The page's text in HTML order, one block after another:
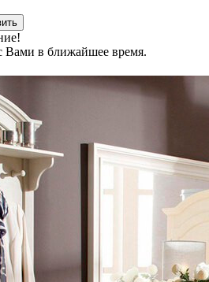
Вами в ближайшее время.